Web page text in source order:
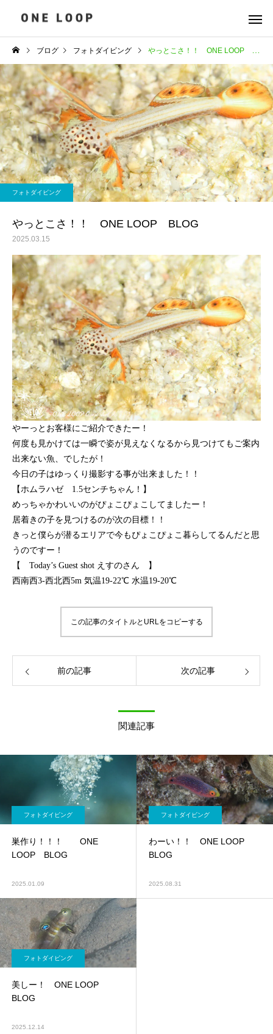
ブログ フォトダイビング やっとこさ！！ ONE LOOP BLOG
フォトダイビング
やっとこさ！！ ONE LOOP BLOG
2025.03.15
やーっとお客様にご紹介できたー！
何度も見かけては一瞬で姿が見えなくなるから見つけてもご案内
出来ない魚、でしたが！
今日の子はゆっくり撮影する事が出来ました！！
【ホムラハゼ 1.5センチちゃん！】
めっちゃかわいいのがぴょこぴょこしてましたー！
居着きの子を見つけるのが次の目標！！
きっと僕らが潜るエリアで今もぴょこぴょこ暮らしてるんだと思
うのですー！
【 Today’s Guest shot えすのさん 】
西南西3-西北西5m 気温19-22℃ 水温19-20℃
この記事のタイトルとURLをコピーする
前の記事 次の記事
関連記事
フォトダイビング
巣作り！！！ ONE
LOOP BLOG
2025.01.09
フォトダイビング
わーい！！ ONE LOOP
BLOG
2025.08.31
フォトダイビング
美しー！ ONE LOOP
BLOG
2025.12.14